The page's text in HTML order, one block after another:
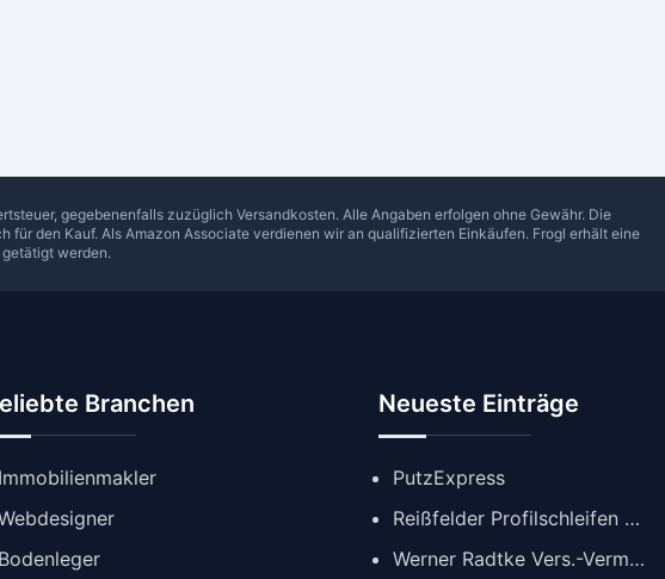
gegebenenfalls zuzüglich Versandkosten. Alle Angaben erfolgen ohne Gewähr. Die
den Kauf. Als Amazon Associate verdienen wir an qualifizierten Einkäufen. Frogl erhält eine
werden.
Branchen
Immobilienmakler
Bodenleger
Neueste Einträge
PutzExpress
Reißfelder Profilschleifen GmbH
Werner Radtke Vers.-Verm. GmbH